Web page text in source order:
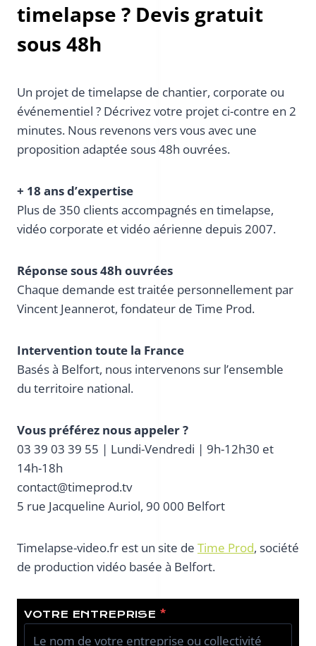
timelapse ? Devis gratuit
sous 48h
Un projet de timelapse de chantier, corporate ou
événementiel ? Décrivez votre projet ci-contre en 2
minutes. Nous revenons vers vous avec une
proposition adaptée sous 48h ouvrées.
+ 18 ans d’expertise
Plus de 350 clients accompagnés en timelapse,
vidéo corporate et vidéo aérienne depuis 2007.
Réponse sous 48h ouvrées
Chaque demande est traitée personnellement par
Vincent Jeannerot, fondateur de Time Prod.
Intervention toute la France
Basés à Belfort, nous intervenons sur l’ensemble
du territoire national.
Vous préférez nous appeler ?
03 39 03 39 55 | Lundi-Vendredi | 9h-12h30 et
14h-18h
contact@timeprod.tv
5 rue Jacqueline Auriol, 90 000 Belfort
Timelapse-video.fr est un site de Time Prod, société
de production vidéo basée à Belfort.
VOTRE ENTREPRISE *